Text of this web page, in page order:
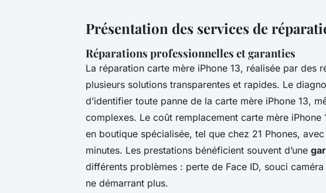
Présentation des services de
Réparations professionnelles et garanties
La réparation carte mère iPhone 13, réalisée par des
plusieurs solutions transparentes et rapides. Le
d’identifier toute panne de la carte mère iPhone 13,
complexes. Le coût remplacement carte mère iPhone
en boutique spécialisée, tel que chez 21 Phones,
minutes. Les prestations bénéficient souvent d’une
différents problèmes : perte de Face ID, souci
ne démarrant plus.